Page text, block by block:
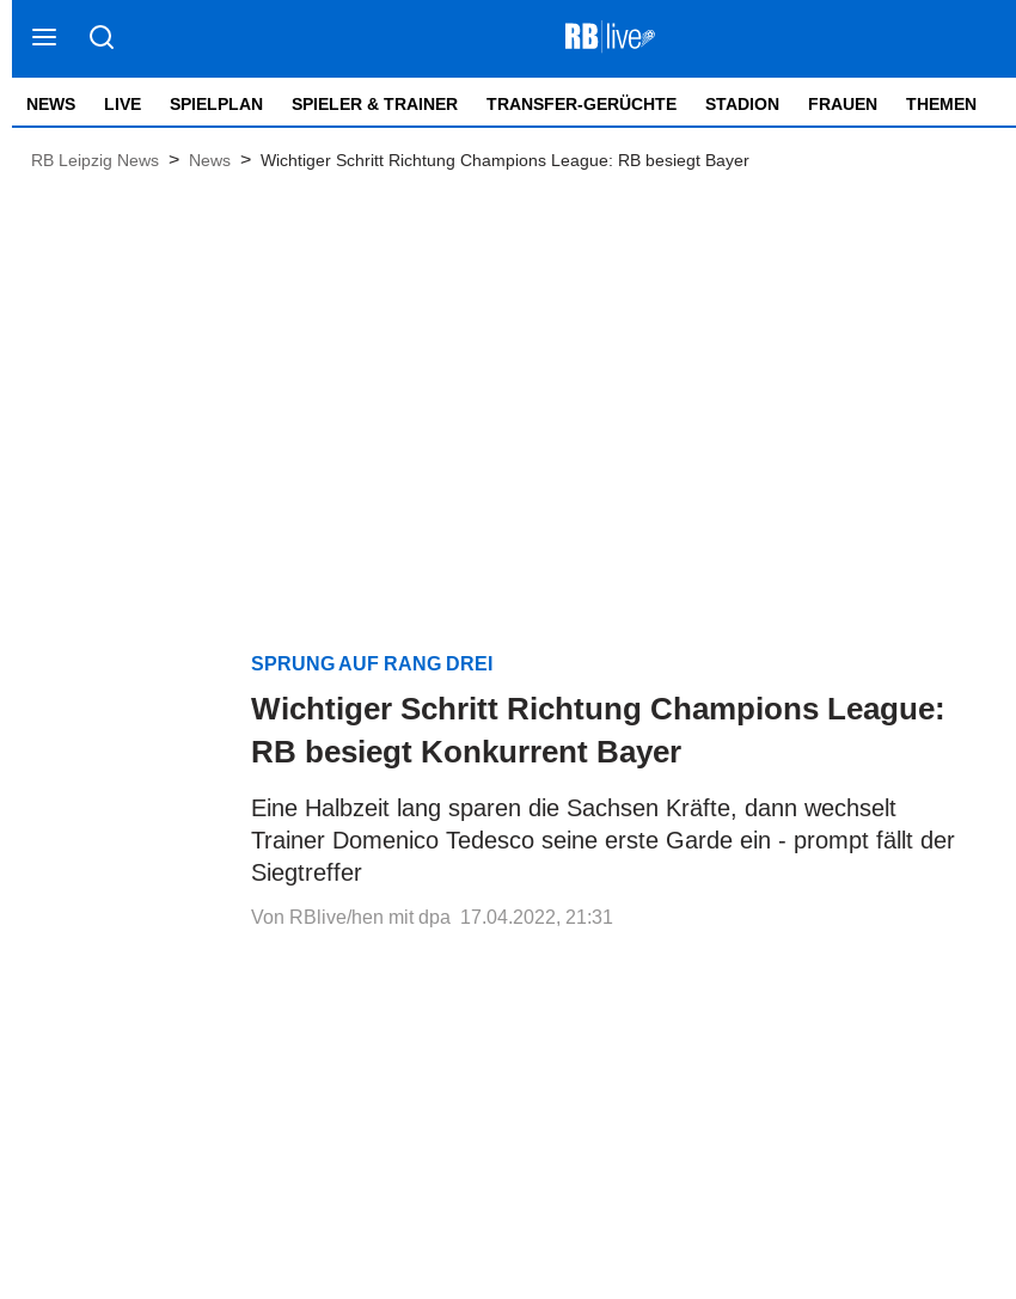
NEWS LIVE SPIELPLAN SPIELER & TRAINER TRANSFER-GERÜCHTE STADION FRAUEN THEMEN
RB Leipzig News > News > Wichtiger Schritt Richtung Champions League: RB besiegt Bayer
SPRUNG AUF RANG DREI
Wichtiger Schritt Richtung Champions League:
RB besiegt Konkurrent Bayer
Eine Halbzeit lang sparen die Sachsen Kräfte, dann wechselt
Trainer Domenico Tedesco seine erste Garde ein - prompt fällt der
Siegtreffer
Von RBlive/hen mit dpa 17.04.2022, 21:31